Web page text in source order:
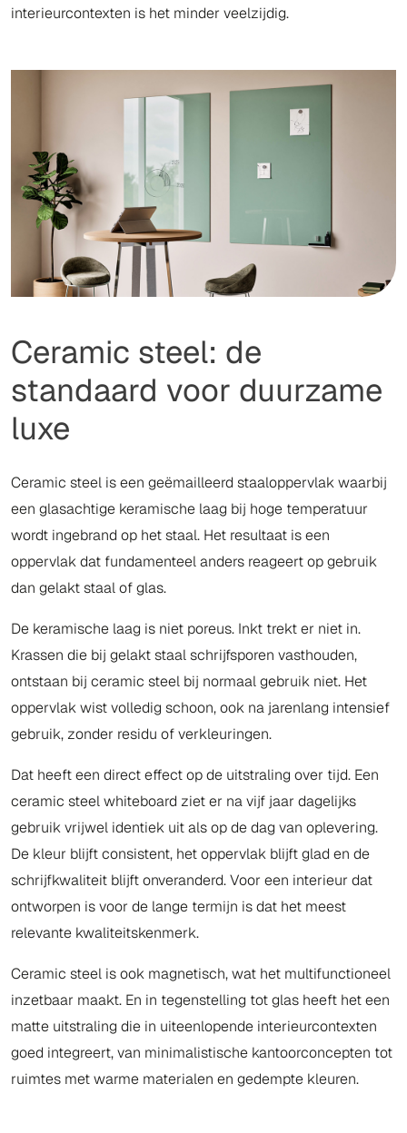
interieurcontexten is het minder veelzijdig.
Ceramic steel: de
standaard voor duurzame
luxe
Ceramic steel is een geëmailleerd staaloppervlak waarbij
een glasachtige keramische laag bij hoge temperatuur
wordt ingebrand op het staal. Het resultaat is een
oppervlak dat fundamenteel anders reageert op gebruik
dan gelakt staal of glas.
De keramische laag is niet poreus. Inkt trekt er niet in.
Krassen die bij gelakt staal schrijfsporen vasthouden,
ontstaan bij ceramic steel bij normaal gebruik niet. Het
oppervlak wist volledig schoon, ook na jarenlang intensief
gebruik, zonder residu of verkleuringen.
Dat heeft een direct effect op de uitstraling over tijd. Een
ceramic steel whiteboard ziet er na vijf jaar dagelijks
gebruik vrijwel identiek uit als op de dag van oplevering.
De kleur blijft consistent, het oppervlak blijft glad en de
schrijfkwaliteit blijft onveranderd. Voor een interieur dat
ontworpen is voor de lange termijn is dat het meest
relevante kwaliteitskenmerk.
Ceramic steel is ook magnetisch, wat het multifunctioneel
inzetbaar maakt. En in tegenstelling tot glas heeft het een
matte uitstraling die in uiteenlopende interieurcontexten
goed integreert, van minimalistische kantoorconcepten tot
ruimtes met warme materialen en gedempte kleuren.